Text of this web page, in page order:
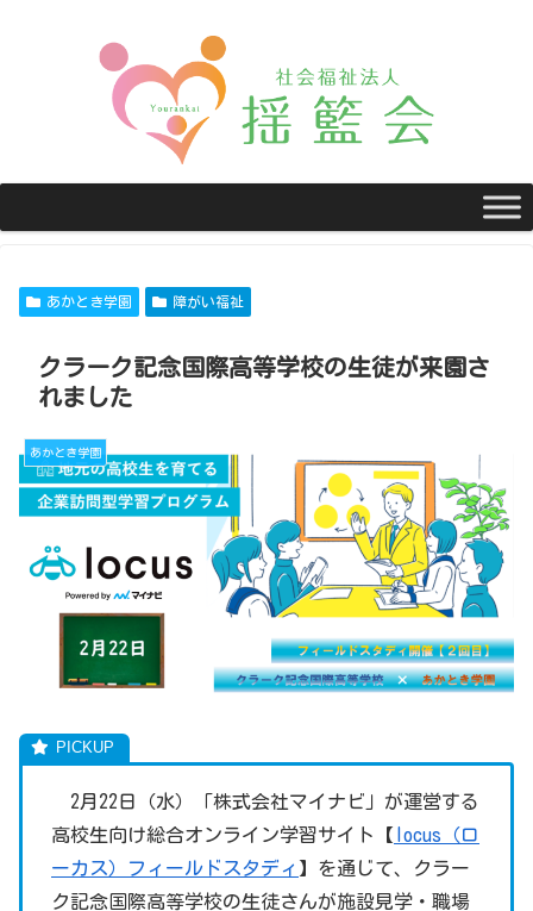
あかとき学園 障がい福祉
クラーク記念国際高等学校の生徒が来園さ
れました
あかとき学園
2月22日（水）「株式会社マイナビ」が運営する
高校生向け総合オンライン学習サイト【
locus（ロ
ーカス）フィールドスタディ 】を通じて、クラー
ク記念国際高等学校の生徒さんが施設見学・職場